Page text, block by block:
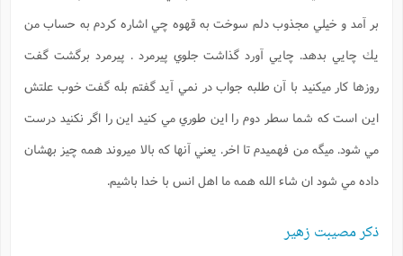
بر آمد و خيلي مجذوب دلم سوخت به قهوه چي اشاره كردم به حساب من
يك چايي بدهد. چايي آورد گذاشت جلوي پيرمرد . پيرمرد برگشت گفت
روزها كار ميكنيد با آن طلبه جواب در نمي آيد گفتم بله گفت خوب علتش
اين است كه شما سطر دوم را اين طوري مي كنيد اين را اگر نكنيد درست
مي شود. ميگه من فهميدم تا اخر. يعني آنها كه بالا ميروند همه چيز بهشان
داده مي شود ان شاء الله همه ما اهل انس با خدا باشيم.
ذکر مصیبت زهیر